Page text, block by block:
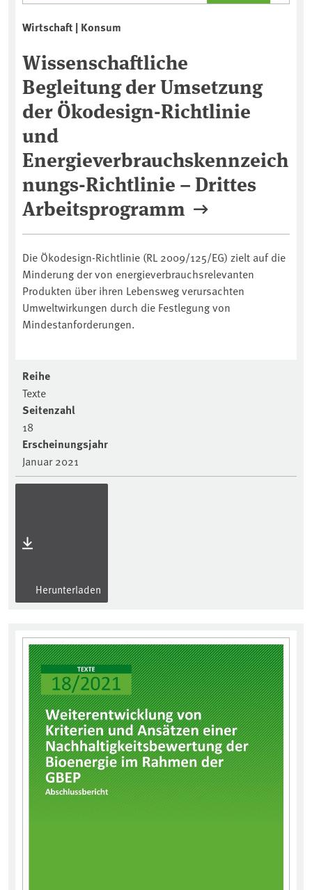
Wirtschaft | Konsum
Wissenschaftliche
Begleitung der Umsetzung
der Ökodesign-Richtlinie
und
Energieverbrauchskennzeich
nungs-Richtlinie – Drittes
Arbeitsprogramm
Die Ökodesign-Richtlinie (RL 2009/125/EG) zielt auf die
Minderung der von energieverbrauchsrelevanten
Produkten über ihren Lebensweg verursachten
Umweltwirkungen durch die Festlegung von
Mindestanforderungen.
Reihe
Texte
Seitenzahl
18
Erscheinungsjahr
Januar 2021
Herunterladen